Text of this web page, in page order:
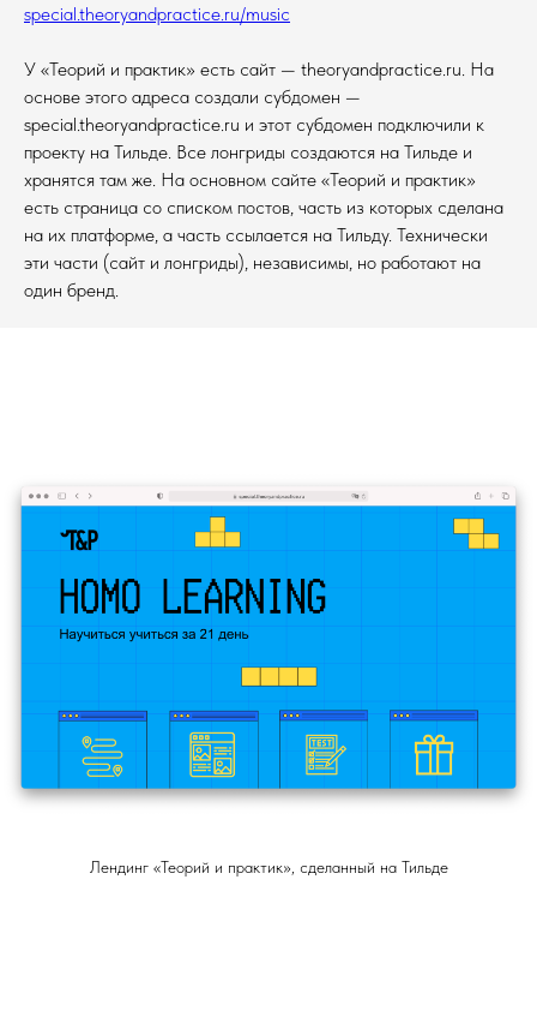
special.theoryandpractice.ru/music
У «Теорий и практик» есть сайт — theoryandpractice.ru. На
основе этого адреса создали субдомен —
special.theoryandpractice.ru и этот субдомен подключили к
проекту на Тильде. Все лонгриды создаются на Тильде и
хранятся там же. На основном сайте «Теорий и практик»
есть страница со списком постов, часть из которых сделана
на их платформе, а часть ссылается на Тильду. Технически
эти части (сайт и лонгриды), независимы, но работают на
один бренд.
Лендинг «Теорий и практик», сделанный на Тильде